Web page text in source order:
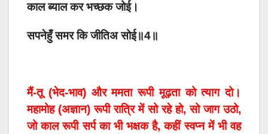
काल ब्याल कर भच्छक जोई।
सपनेहुँ समर कि जीतिअ सोई॥4॥
मैं-तू (भेद-भाव) और ममता रूपी मूढ़ता को त्याग दो।
महामोह (अज्ञान) रूपी रात्रि में सो रहे हो, सो जाग उठो,
जो काल रूपी सर्प का भी भक्षक है, कहीं स्वप्न में भी वह